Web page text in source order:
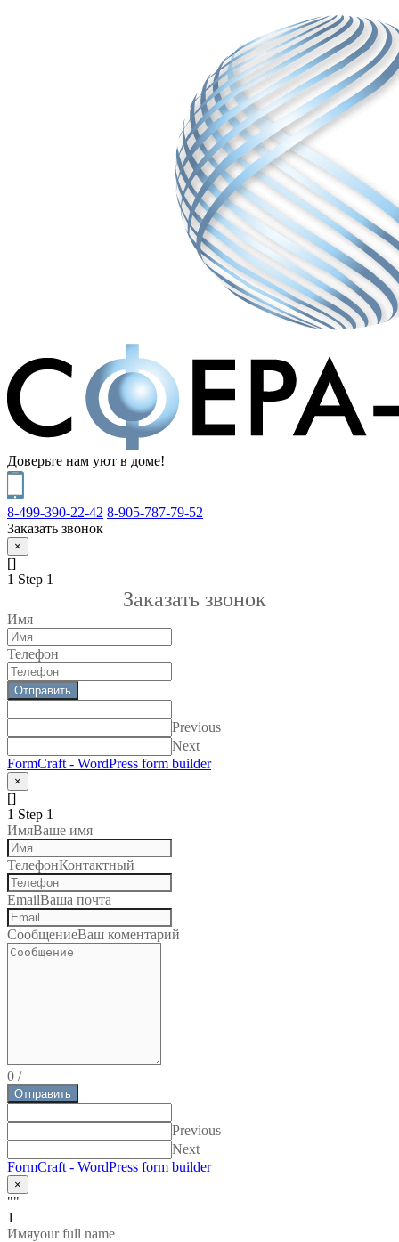
Доверьте нам уют в доме!
8-499-390-22-42 8-905-787-79-52
Заказать звонок
×
[]
1 Step 1
Заказать звонок
Имя
Телефон
Отправить
Previous
Next
FormCraft - WordPress form builder
×
[]
1 Step 1
ИмяВаше имя
ТелефонКонтактный
EmailВаша почта
СообщениеВаш коментарий
0 /
Отправить
Previous
Next
FormCraft - WordPress form builder
×
""
1
Имяyour full name